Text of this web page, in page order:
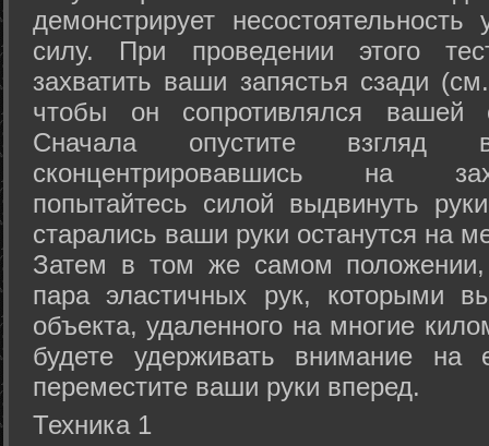
демонстрирует
силу. При проведении этого
захватить ваши запястья сзади
чтобы он сопротивлялся вашей
Сначала опустите
сконцентрировавшись на
попытайтесь силой выдвинуть
старались ваши руки останутся на
Затем в том же самом положении,
пара эластичных рук, которыми
объекта, удаленного на многие
будете удерживать внимание на
переместите ваши руки вперед.
Техника 1